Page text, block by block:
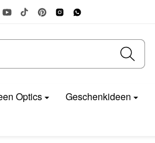
Optics Geschenkideen